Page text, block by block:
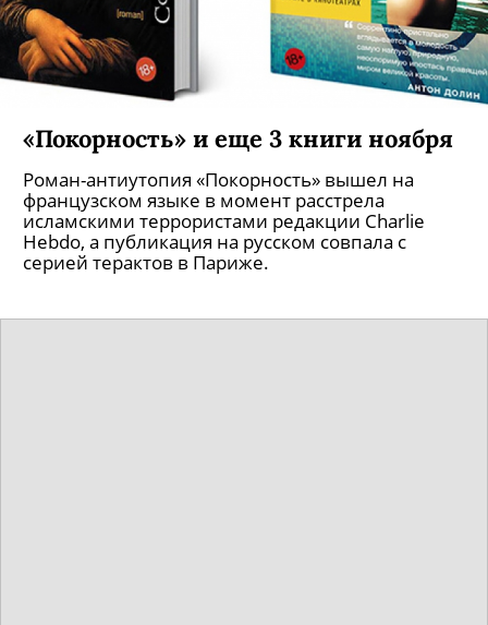
«Покорность» и еще 3 книги ноября
Роман-антиутопия «Покорность» вышел на
французском языке в момент расстрела
исламскими террористами редакции Charlie
Hebdo, а публикация на русском совпала с
серией терактов в Париже.